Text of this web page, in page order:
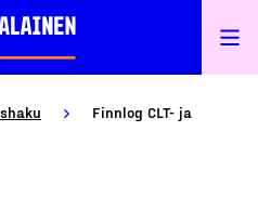
Finnlog CLT- ja